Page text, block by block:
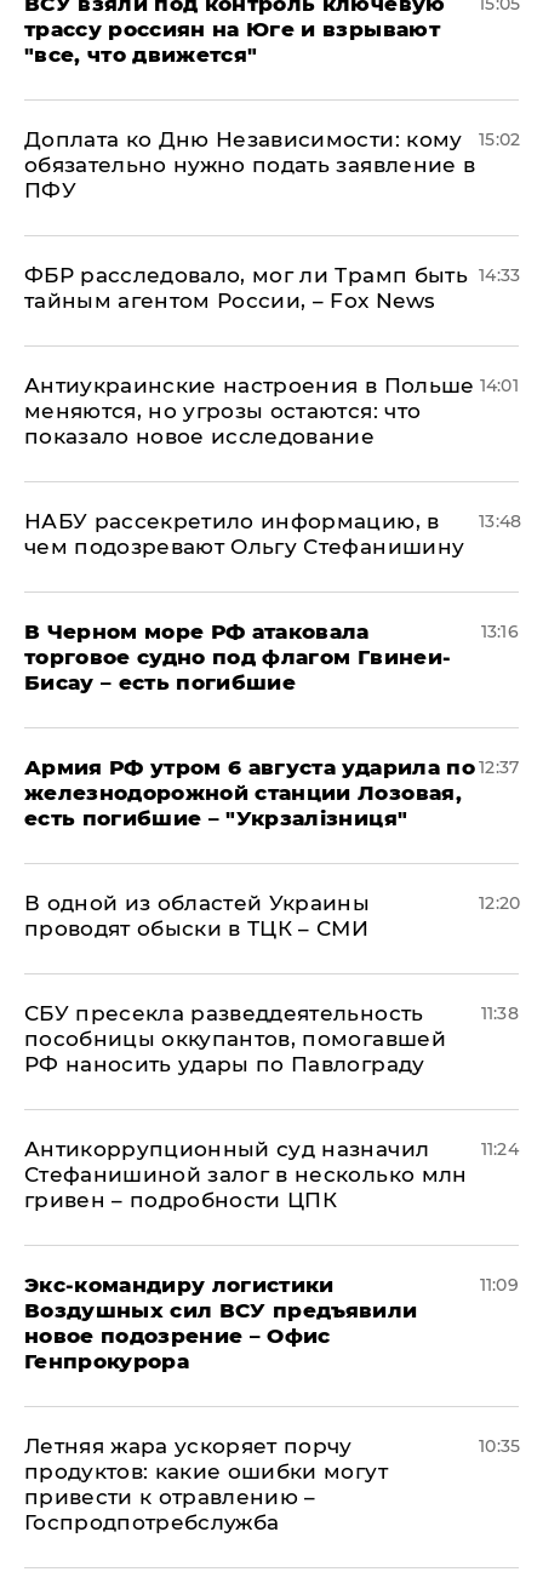
трассу россиян на Юге и взрывают
"все, что движется"
Доплата ко Дню Независимости: кому
обязательно нужно подать заявление в
ПФУ
15:02
ФБР расследовало, мог ли Трамп быть
тайным агентом России, – Fox News
14:33
Антиукраинские настроения в Польше
меняются, но угрозы остаются: что
показало новое исследование
14:01
НАБУ рассекретило информацию, в
чем подозревают Ольгу Стефанишину
13:48
В Черном море РФ атаковала
торговое судно под флагом Гвинеи-
Бисау – есть погибшие
13:16
Армия РФ утром 6 августа ударила по
железнодорожной станции Лозовая,
есть погибшие – "Укрзалізниця"
12:37
В одной из областей Украины
проводят обыски в ТЦК – СМИ
12:20
СБУ пресекла разведдеятельность
пособницы оккупантов, помогавшей
РФ наносить удары по Павлограду
11:38
Антикоррупционный суд назначил
Стефанишиной залог в несколько млн
гривен – подробности ЦПК
11:24
Экс-командиру логистики
Воздушных сил ВСУ предъявили
новое подозрение – Офис
Генпрокурора
11:09
Летняя жара ускоряет порчу
продуктов: какие ошибки могут
привести к отравлению –
Госпродпотребслужба
10:35